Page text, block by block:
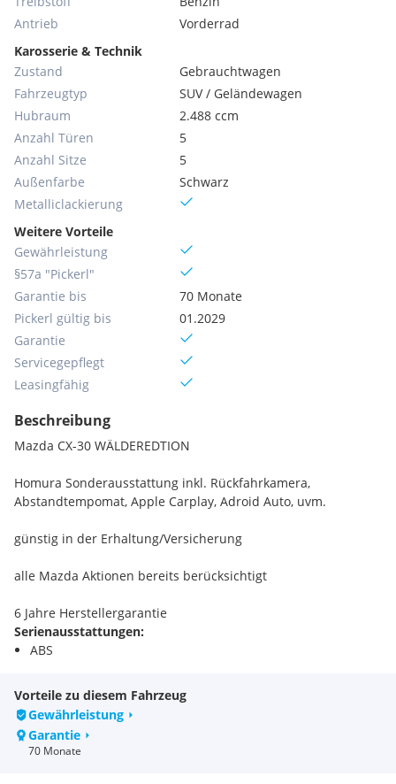
Antrieb
Vorderrad
Karosserie & Technik
Zustand
Gebrauchtwagen
Fahrzeugtyp
SUV / Geländewagen
Hubraum
2.488 ccm
Anzahl Türen
5
Anzahl Sitze
5
Außenfarbe
Schwarz
Metallic­lackierung
Weitere Vorteile
Gewährleistung
§57a "Pickerl"
Garantie bis
70 Monate
Pickerl gültig bis
01.2029
Garantie
Servicegepflegt
Leasingfähig
Beschreibung
Mazda CX-30 WÄLDEREDTION
Homura Sonderausstattung inkl. Rückfahrkamera,
Abstandtempomat, Apple Carplay, Adroid Auto, uvm.
günstig in der Erhaltung/Versicherung
alle Mazda Aktionen bereits berücksichtigt
6 Jahre Herstellergarantie
Serienausstattungen:
ABS
Uni-Lackierung
Lederschaltknauf
Türgriffe außen in Wagenfarbe
6 Jahre Garantie bis 150.000 Kilometer
Vorteile zu diesem Fahrzeug
Gewährleistung
Garantie
70 Monate